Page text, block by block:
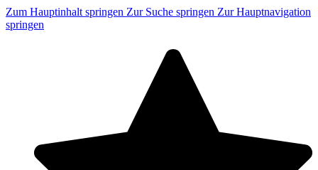
Zum Hauptinhalt springen Zur Suche springen Zur Hauptnavigation
springen